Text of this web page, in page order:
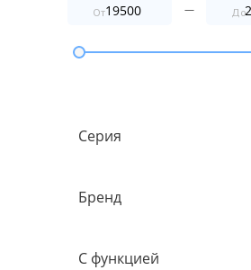
От — До
Серия
Бренд
С функцией